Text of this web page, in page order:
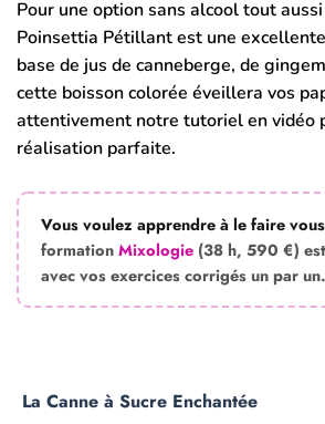
Pour une option sans alcool tout
Poinsettia Pétillant est une
base de jus de canneberge, de
cette boisson colorée éveillera vos
attentivement notre tutoriel en vidéo
réalisation parfaite.
Vous voulez apprendre à le faire
formationMixologie (38 h, 590 €)
avec vos exercices corrigés un par un.
La Canne à Sucre Enchantée